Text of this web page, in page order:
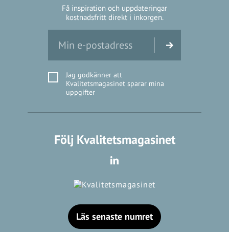
Få inspiration och uppdateringar
kostnadsfritt direkt i inkorgen.
Jag godkänner att
Kvalitetsmagasinet sparar mina
uppgifter
Följ Kvalitetsmagasinet
Läs senaste numret